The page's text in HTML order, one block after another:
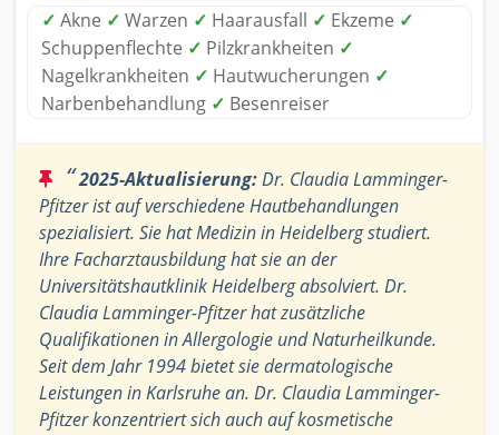
✓ Akne ✓ Warzen ✓ Haarausfall ✓ Ekzeme ✓
Schuppenflechte ✓ Pilzkrankheiten ✓
Nagelkrankheiten ✓ Hautwucherungen ✓
Narbenbehandlung ✓ Besenreiser
“2025-Aktualisierung:Dr. Claudia Lamminger-
Pfitzer ist auf verschiedene Hautbehandlungen
spezialisiert. Sie hat Medizin in Heidelberg studiert.
Ihre Facharztausbildung hat sie an der
Universitätshautklinik Heidelberg absolviert. Dr.
Claudia Lamminger-Pfitzer hat zusätzliche
Qualifikationen in Allergologie und Naturheilkunde.
Seit dem Jahr 1994 bietet sie dermatologische
Leistungen in Karlsruhe an. Dr. Claudia Lamminger-
Pfitzer konzentriert sich auch auf kosmetische